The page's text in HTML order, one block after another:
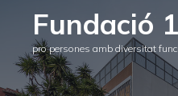
Fundació
pro persones amb diversitat